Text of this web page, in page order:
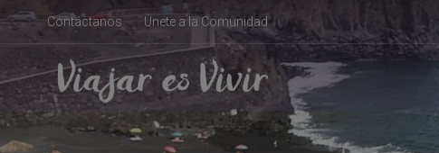
Contáctanos Únete a la Comunidad